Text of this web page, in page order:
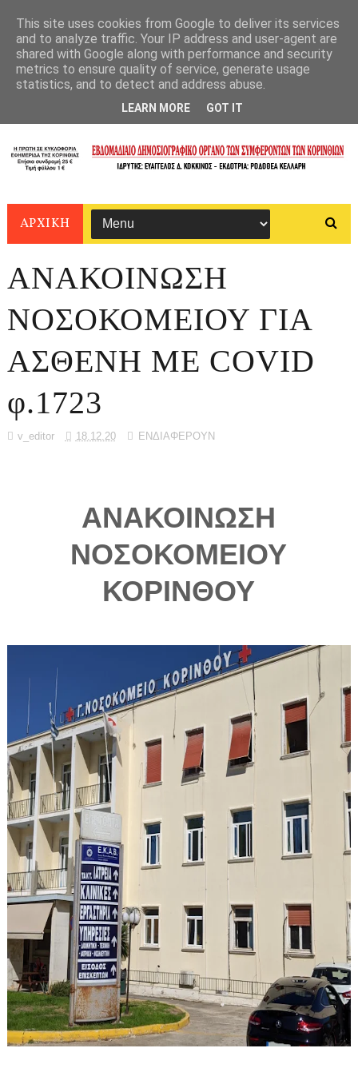
ΑΡΧΙΚΗ
ΑΝΑΚΟΙΝΩΣΗ
ΝΟΣΟΚΟΜΕΙΟΥ ΓΙΑ
ΑΣΘΕΝΗ ΜΕ COVID
φ.1723
v_editor 18.12.20 ΕΝΔΙΑΦΕΡΟΥΝ
ΑΝΑΚΟΙΝΩΣΗ
ΝΟΣΟΚΟΜΕΙΟΥ
ΚΟΡΙΝΘΟΥ
This site uses cookies from Google to deliver its services
and to analyze traffic. Your IP address and user-agent are
shared with Google along with performance and security
metrics to ensure quality of service, generate usage
statistics, and to detect and address abuse.
LEARN MORE GOT IT